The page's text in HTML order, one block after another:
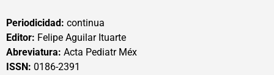
Periodicidad: continua
Editor: Felipe Aguilar Ituarte
Abreviatura: Acta Pediatr Méx
ISSN: 0186-2391